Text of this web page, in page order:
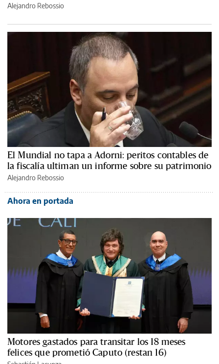
Alejandro Rebossio
El Mundial no tapa a Adorni: peritos contables de
la fiscalía ultiman un informe sobre su patrimonio
Alejandro Rebossio
Ahora en portada
Motores gastados para transitar los 18 meses
felices que prometió Caputo (restan 16)